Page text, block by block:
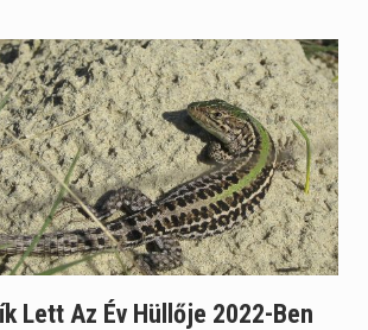
Lett Az Év Hüllője 2022-Ben